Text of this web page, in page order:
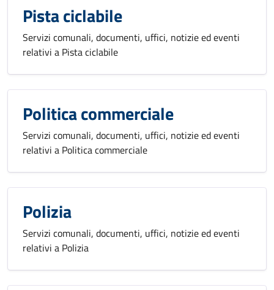
Pista ciclabile
Servizi comunali, documenti, uffici, notizie ed eventi
relativi a Pista ciclabile
Politica commerciale
Servizi comunali, documenti, uffici, notizie ed eventi
relativi a Politica commerciale
Polizia
Servizi comunali, documenti, uffici, notizie ed eventi
relativi a Polizia